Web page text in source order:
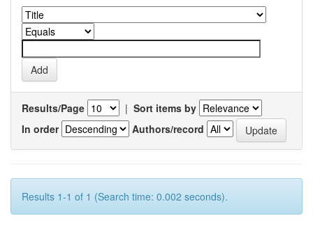
Results/Page | Sort items by
In order
Authors/record
Results 1-1 of 1 (Search time: 0.002 seconds).